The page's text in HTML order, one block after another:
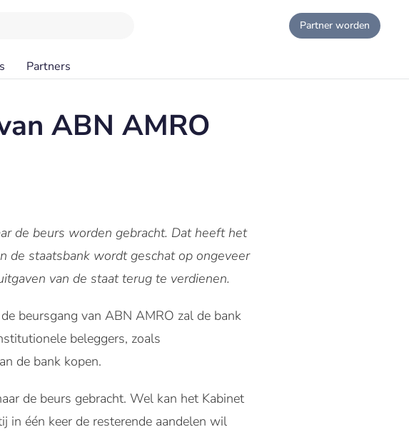
Partner worden
Partners
ABN AMRO
de beurs worden gebracht. Dat heeft het
de staatsbank wordt geschat op ongeveer
van de staat terug te verdienen.
beursgang van ABN AMRO zal de bank
beleggers, zoals
de bank kopen.
de beurs gebracht. Wel kan het Kabinet
in één keer de resterende aandelen wil